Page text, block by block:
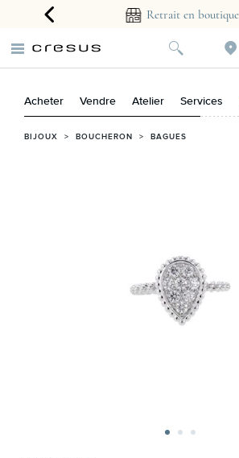
2 ans Retrait en boutique
Acheter Vendre Atelier Services
BIJOUX > BOUCHERON > BAGUES